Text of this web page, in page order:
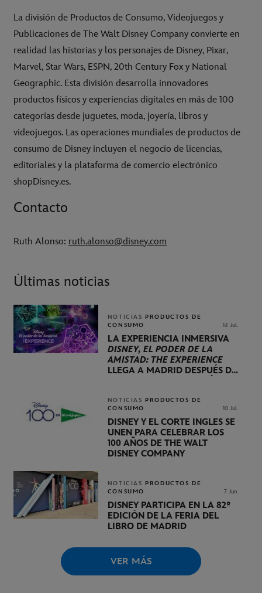
La división de Productos de Consumo, Videojuegos y
Publicaciones de The Walt Disney Company convierte en
realidad las historias y los personajes de Disney, Pixar,
Marvel, Star Wars, ESPN, 20th Century Fox y National
Geographic. Esta división desarrolla innovadores
productos físicos y experiencias digitales en más de 100
categorías desde juguetes, moda, joyería, libros y
videojuegos. Las operaciones mundiales de productos de
consumo de Disney incluyen el negocio de licencias,
editoriales y la plataforma de comercio electrónico
shopDisney.es.
Contacto
Ruth Alonso: ruth.alonso@disney.com
Últimas noticias
NOTICIAS
PRODUCTOS DE
CONSUMO
14 Jul.
LA EXPERIENCIA INMERSIVA
DISNEY, EL PODER DE LA
AMISTAD: THE EXPERIENCE
LLEGA A MADRID DESPUÉS DE
NOTICIAS
PRODUCTOS DE
CONSUMO
10 Jul.
DISNEY Y EL CORTE INGLÉS SE
UNEN PARA CELEBRAR LOS
100 AÑOS DE THE WALT
DISNEY COMPANY
NOTICIAS
PRODUCTOS DE
CONSUMO
7 Jun.
DISNEY PARTICIPA EN LA 82º
EDICIÓN DE LA FERIA DEL
LIBRO DE MADRID
VER MÁS